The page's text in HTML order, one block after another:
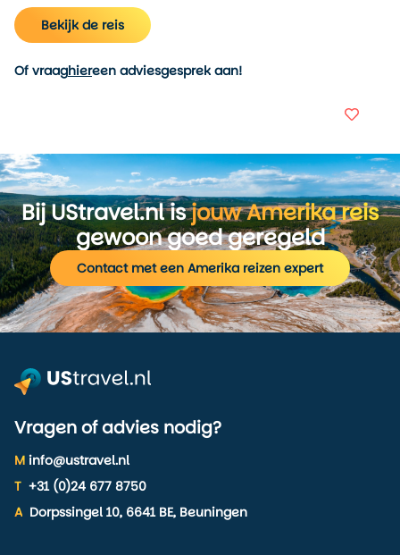
Bekijk de reis
Of vraaghiereen adviesgesprek aan!
Bij UStravel.nl isjouw Amerika reis
gewoon goed geregeld
Contact met een Amerika reizen expert
Vragen of advies nodig?
M info@ustravel.nl
T +31 (0)24 677 8750
A Dorpssingel 10, 6641 BE, Beuningen